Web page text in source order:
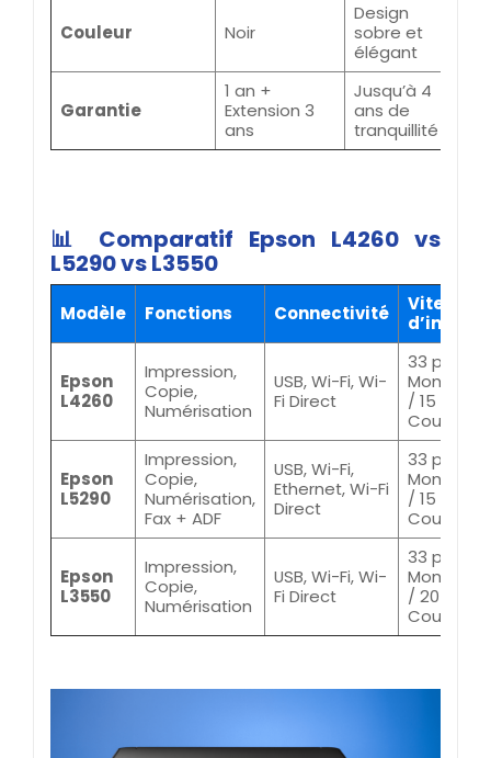
Couleur Noir
Design
sobre et
élégant
Garantie
1 an +
Extension 3
ans
Jusqu’à 4
ans de
tranquillité
📊 Comparatif Epson L4260 vs
L5290 vs L3550
Modèle Fonctions Connectivité
Vitesse
Epson
L4260
Impression,
Copie,
Numérisation
USB, Wi-Fi, Wi-
Fi Direct
33 ppm
/ 15 ppm
Couleur
Epson
L5290
Impression,
Copie,
Numérisation,
Fax + ADF
USB, Wi-Fi,
Ethernet, Wi-Fi
Direct
33 ppm
/ 15 ppm
Couleur
Epson
L3550
Impression,
Copie,
Numérisation
USB, Wi-Fi, Wi-
Fi Direct
33 ppm
/ 20 ppm
Couleur